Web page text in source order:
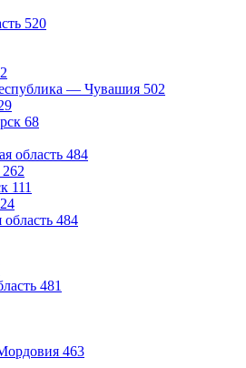
520
— Чувашия 502
68
область 484
262
111
24
484
481
463